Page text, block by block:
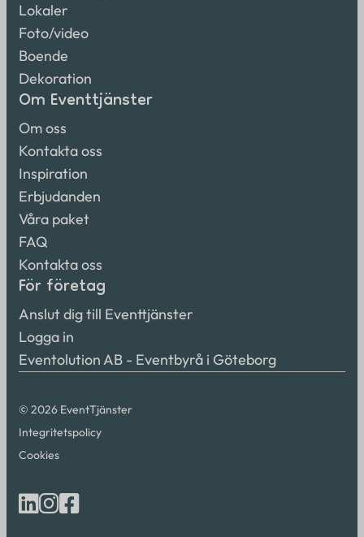
Lokaler
Foto/video
Boende
Dekoration
Om Eventtjänster
Om oss
Kontakta oss
Inspiration
Erbjudanden
Våra paket
FAQ
Kontakta oss
För företag
Anslut dig till Eventtjänster
Logga in
Eventolution AB - Eventbyrå i Göteborg
© 2026 EventTjänster
Integritetspolicy
Cookies